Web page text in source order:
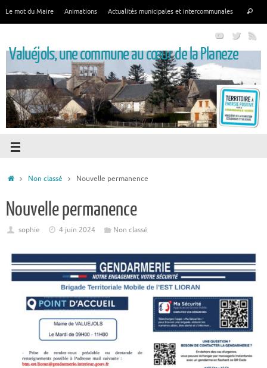
Le mot du Maire Animations Actualités municipales et intercommunales
Valuéjols, une commune au cœur de la Planeze
Non classé Nouvelle permanence
Nouvelle permanence
sophie 4 juin 2024 Non classé